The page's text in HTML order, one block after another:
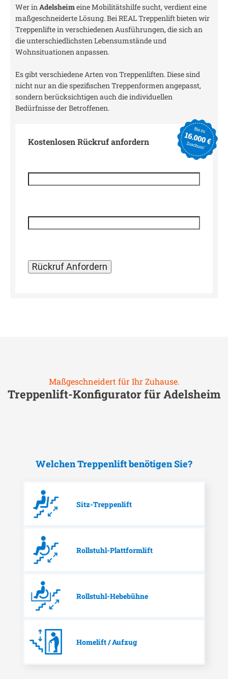
Wer inAdelsheimeine Mobilitätshilfe sucht, verdient eine
maßgeschneiderte Lösung. Bei REAL Treppenlift bieten wir
Treppenlifte in verschiedenen Ausführungen, die sich an
die unterschiedlichsten Lebensumstände und
Wohnsituationen anpassen.
Es gibt verschiedene Arten von Treppenliften. Diese sind
nicht nur an die spezifischen Treppenformen angepasst,
sondern berücksichtigen auch die individuellen
Bedürfnisse der Betroffenen.
Kostenlosen Rückruf anfordern
Maßgeschneidert für Ihr Zuhause.
Treppenlift-Konfigurator fürAdelsheim
Welchen Treppenlift benötigen Sie?
Sitz-Treppenlift
Rollstuhl-Plattformlift
Rollstuhl-Hebebühne
Homelift / Aufzug